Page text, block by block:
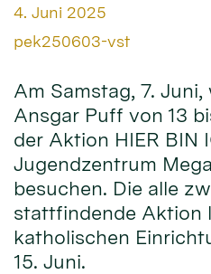
Datum:
4. Juni 2025
Von:
pek250603-vst
Am Samstag, 7.
Ansgar Puff von 13
der Aktion HIER BIN
Jugendzentrum
besuchen. Die alle
stattfindende Aktion
katholischen
15. Juni.